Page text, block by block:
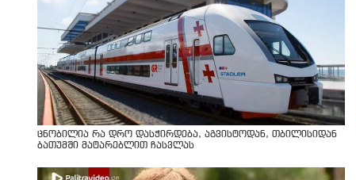
ცნობილია რა დრო დასჭირდება, აგვისტოდან, თბილისიდან
ბათუმში მატარებლით ჩასვლას